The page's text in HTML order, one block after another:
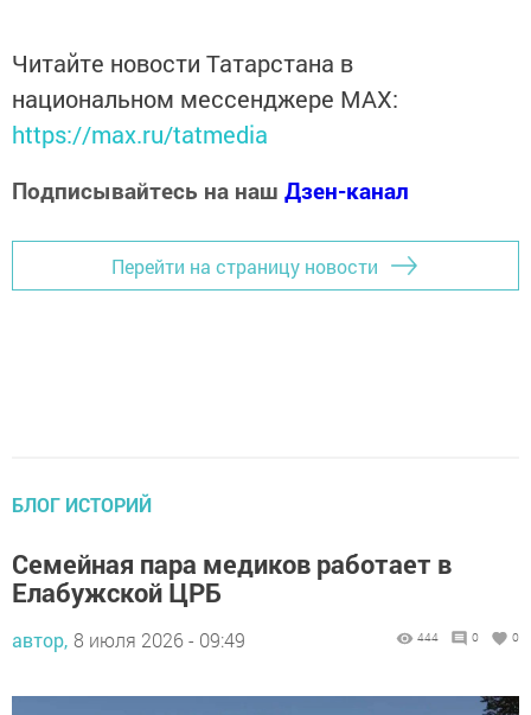
Читайте новости Татарстана в
национальном мессенджере MАХ:
https://max.ru/tatmedia
Подписывайтесь на наш Дзен-канал
Перейти на страницу новости
БЛОГ ИСТОРИЙ
Семейная пара медиков работает в
Елабужской ЦРБ
автор, 8 июля 2026 - 09:49 444 0 0